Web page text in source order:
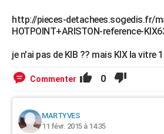
http://pieces-detachees.sogedis.fr/
HOTPOINT+ARISTON-reference-
je n'ai pas de KIB ?? mais KIX la vitre
Commenter 0
MARTYVES
11 févr. 2015 à 14:35